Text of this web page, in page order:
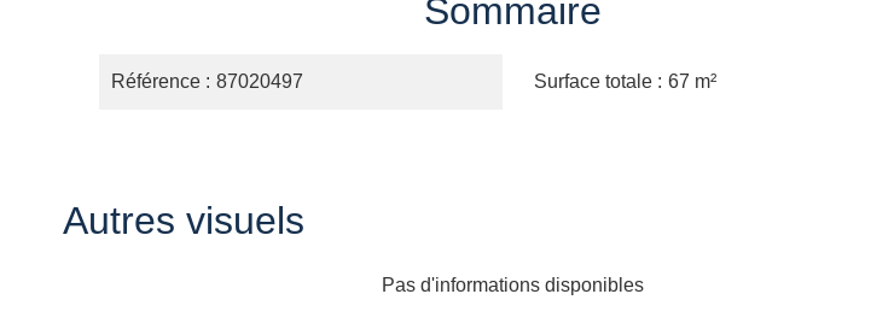
Sommaire
Référence 87020497 Surface totale 67 m²
Autres visuels
Pas d'informations disponibles